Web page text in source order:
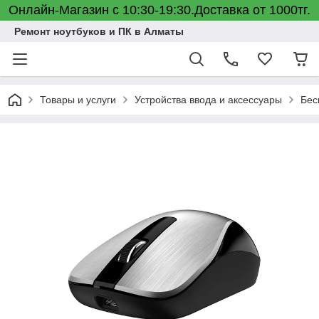
Онлайн-Магазин с 10:30-19:30.Доставка от 1000тг.
Ремонт ноутбуков и ПК в Алматы
Товары и услуги Устройства ввода и аксессуары